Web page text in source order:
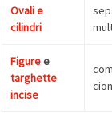
Ovali e
cilindri
Figuree
targhette
incise